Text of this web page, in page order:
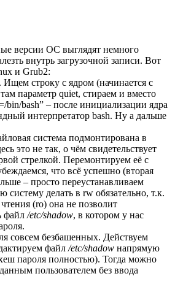
версии ОС выглядят немного
внутрь загрузочной записи. Вот
и Grub2:
Ищем строку с ядром (начинается с
параметр quiet, стираем и вместо
bin/bash” – после инициализации ядра
интерпретатор bash. Ну а дальше
система подмонтирована в
это не так, о чём свидетельствует
стрелкой. Перемонтируем её с
что всё успешно (вторая
– просто переустанавливаем
систему делать в rw обязательно, т.к.
(ro) она не позволит
файл /etc/shadow, в котором у нас
совсем безбашенных. Действуем
файл /etc/shadow напрямую
пароля полностью). Тогда можно
пользователем без ввода